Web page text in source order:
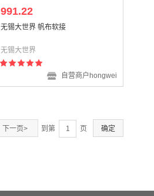
991.22
无锡大世界 帆布软接
无锡大世界
自营商户hongwei
下一页> 到第 页 确定